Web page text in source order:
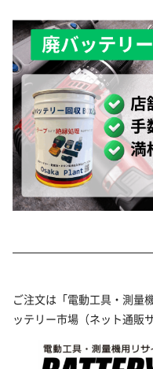
ご注文は「電動工具・測量
ッテリー市場（ネット通販